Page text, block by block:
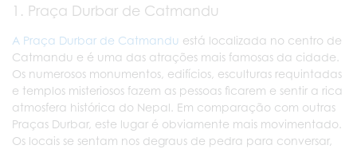
1. Praça Durbar de Catmandu
A Praça Durbar de Catmandu está localizada no centro de
Catmandu e é uma das atrações mais famosas da cidade.
Os numerosos monumentos, edifícios, esculturas requintadas
e templos misteriosos fazem as pessoas ficarem e sentir a rica
atmosfera histórica do Nepal. Em comparação com outras
Praças Durbar, este lugar é obviamente mais movimentado.
Os locais se sentam nos degraus de pedra para conversar,